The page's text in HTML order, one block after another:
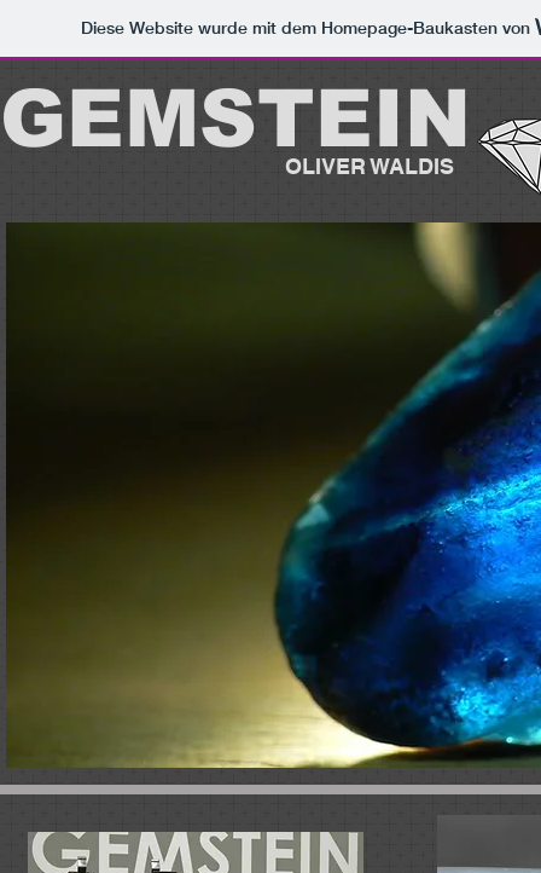
Diese Website wurde mit dem Homepage-Baukasten von
GEMSTEIN
OLIVER WALDIS